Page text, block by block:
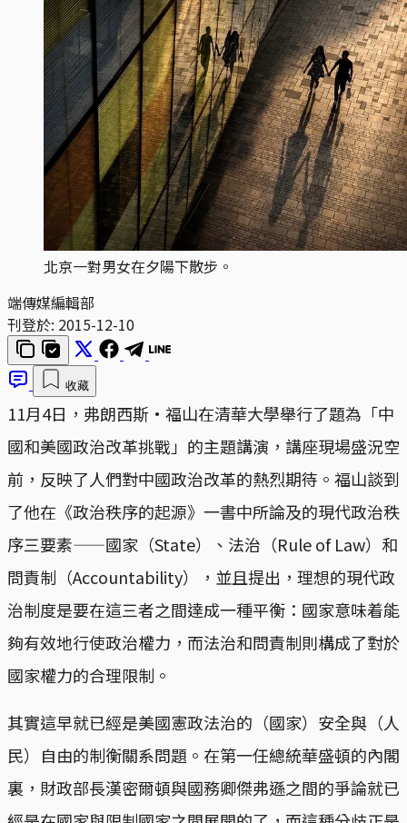
北京一對男女在夕陽下散步。
端傳媒編輯部
刊登於: 2015-12-10
收藏
11月4日，弗朗西斯·福山在清華大學舉行了題為「中
國和美國政治改革挑戰」的主題講演，講座現場盛況空
前，反映了人們對中國政治改革的熱烈期待。福山談到
了他在《政治秩序的起源》一書中所論及的現代政治秩
序三要素——國家（State）、法治（Rule of Law）和
問責制（Accountability），並且提出，理想的現代政
治制度是要在這三者之間達成一種平衡：國家意味着能
夠有效地行使政治權力，而法治和問責制則構成了對於
國家權力的合理限制。
其實這早就已經是美國憲政法治的（國家）安全與（人
民）自由的制衡關系問題。在第一任總統華盛頓的內閣
裏，財政部長漢密爾頓與國務卿傑弗遜之間的爭論就已